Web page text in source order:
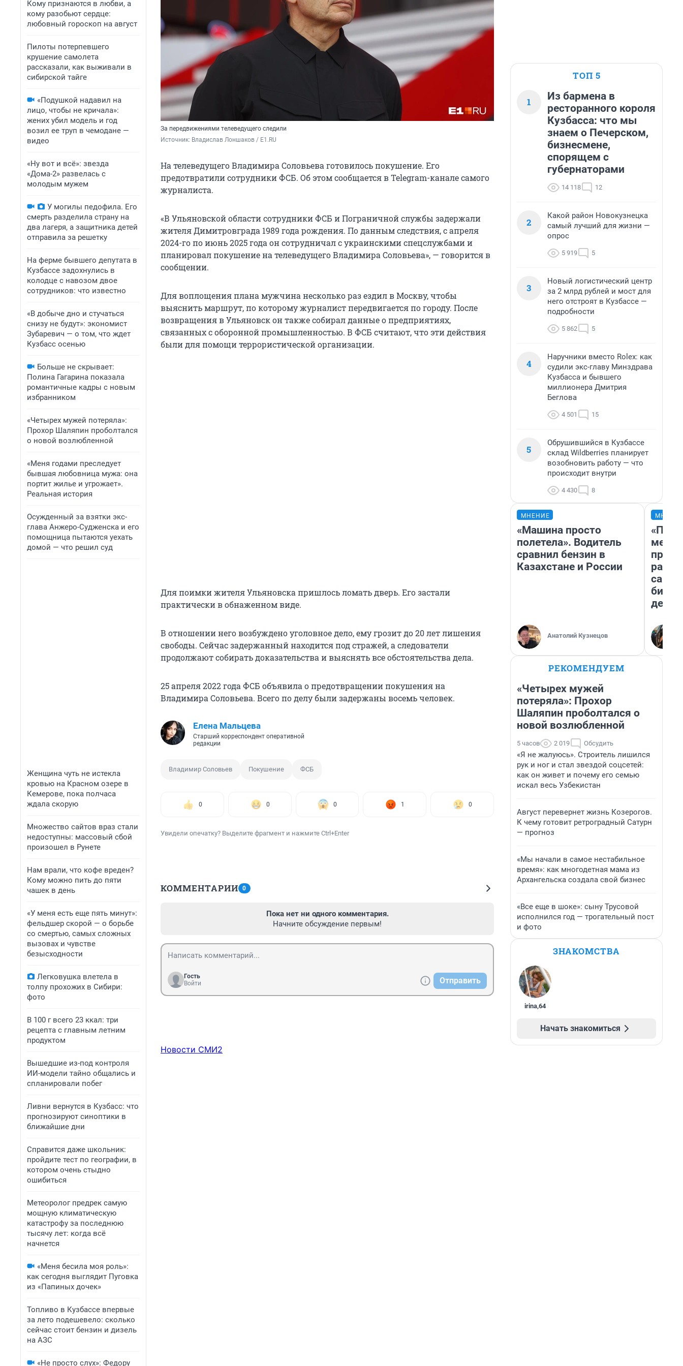
Кому признаются в любви, а
кому разобьют сердце:
любовный гороскоп на август
Пилоты потерпевшего
крушение самолета
рассказали, как выживали в
сибирской тайге
«Подушкой надавил на
лицо, чтобы не кричала»:
жених убил модель и год
возил ее труп в чемодане —
видео
«Ну вот и всё»: звезда
«Дома-2» развелась с
молодым мужем
У могилы педофила. Его
смерть разделила страну на
два лагеря, а защитника детей
отправила за решетку
На ферме бывшего депутата в
Кузбассе задохнулись в
колодце с навозом двое
сотрудников: что известно
«В добыче дно и стучаться
снизу не будут»: экономист
Зубаревич — о том, что ждет
Кузбасс осенью
Больше не скрывает:
Полина Гагарина показала
романтичные кадры с новым
избранником
«Четырех мужей потеряла»:
Прохор Шаляпин проболтался
о новой возлюбленной
«Меня годами преследует
бывшая любовница мужа: она
портит жилье и угрожает».
Реальная история
Осужденный за взятки экс-
глава Анжеро-Судженска и его
помощница пытаются уехать
домой — что решил суд
Женщина чуть не истекла
кровью на Красном озере в
Кемерове, пока полчаса
ждала скорую
Множество сайтов враз стали
недоступны: массовый сбой
произошел в Рунете
Нам врали, что кофе вреден?
Кому можно пить до пяти
чашек в день
«У меня есть еще пять минут»:
фельдшер скорой — о борьбе
со смертью, самых сложных
вызовах и чувстве
безысходности
Легковушка влетела в
толпу прохожих в Сибири:
фото
В 100 г всего 23 ккал: три
рецепта с главным летним
продуктом
Вышедшие из-под контроля
ИИ-модели тайно общались и
спланировали побег
Ливни вернутся в Кузбасс: что
прогнозируют синоптики в
ближайшие дни
Справится даже школьник:
пройдите тест по географии, в
котором очень стыдно
ошибиться
Метеоролог предрек самую
мощную климатическую
катастрофу за последнюю
тысячу лет: когда всё
начнется
«Меня бесила моя роль»:
как сегодня выглядит Пуговка
из «Папиных дочек»
Топливо в Кузбассе впервые
за лето подешевело: сколько
сейчас стоит бензин и дизель
на АЗС
«Не просто слух»: Федору
За передвижениями телеведущего следили
Источник: Владислав Лоншаков / E1.RU
На телеведущего Владимира Соловьева готовилось покушение. Его
предотвратили сотрудники ФСБ. Об этом сообщается в Telegram-канале самого
журналиста.
«В Ульяновской области сотрудники ФСБ и Пограничной службы задержали
жителя Димитровграда 1989 года рождения. По данным следствия, с апреля
2024-го по июнь 2025 года он сотрудничал с украинскими спецслужбами и
планировал покушение на телеведущего Владимира Соловьева», — говорится в
сообщении.
Для воплощения плана мужчина несколько раз ездил в Москву, чтобы
выяснить маршрут, по которому журналист передвигается по городу. После
возвращения в Ульяновск он также собирал данные о предприятиях,
связанных с оборонной промышленностью. В ФСБ считают, что эти действия
были для помощи террористической организации.
Для поимки жителя Ульяновска пришлось ломать дверь. Его застали
практически в обнаженном виде.
В отношении него возбуждено уголовное дело, ему грозит до 20 лет лишения
свободы. Сейчас задержанный находится под стражей, а следователи
продолжают собирать доказательства и выяснять все обстоятельства дела.
25 апреля 2022 года ФСБ объявила о предотвращении покушения на
Владимира Соловьева. Всего по делу были задержаны восемь человек.
Елена Мальцева
Старший корреспондент оперативной
редакции
Владимир Соловьев Покушение ФСБ
0 0 0 1 0
Увидели опечатку? Выделите фрагмент и нажмите Ctrl+Enter
КОММЕНТАРИИ 0
Пока нет ни одного комментария.
Начните обсуждение первым!
Гость
Войти
Отправить
Новости СМИ2
ТОП 5
1
Из бармена в
ресторанного короля
Кузбасса: что мы
знаем о Печерском,
бизнесмене,
спорящем с
губернаторами
14 118 12
2
Какой район Новокузнецка
самый лучший для жизни —
опрос
5 919 5
3
Новый логистический центр
за 2 млрд рублей и мост для
него отстроят в Кузбассе —
подробности
5 862 5
4
Наручники вместо Rolex: как
судили экс-главу Минздрава
Кузбасса и бывшего
миллионера Дмитрия
Беглова
4 501 15
5
Обрушившийся в Кузбассе
склад Wildberries планирует
возобновить работу — что
происходит внутри
4 430 8
МНЕНИЕ
«Машина просто
полетела». Водитель
сравнил бензин в
Казахстане и России
Анатолий Кузнецов
РЕКОМЕНДУЕМ
«Четырех мужей
потеряла»: Прохор
Шаляпин проболтался о
новой возлюбленной
5 часов 2 019 Обсудить
«Я не жалуюсь». Строитель лишился
рук и ног и стал звездой соцсетей:
как он живет и почему его семью
искал весь Узбекистан
Август перевернет жизнь Козерогов.
К чему готовит ретроградный Сатурн
— прогноз
«Мы начали в самое нестабильное
время»: как многодетная мама из
Архангельска создала свой бизнес
«Все еще в шоке»: сыну Трусовой
исполнился год — трогательный пост
и фото
ЗНАКОМСТВА
irina,64
Начать знакомиться